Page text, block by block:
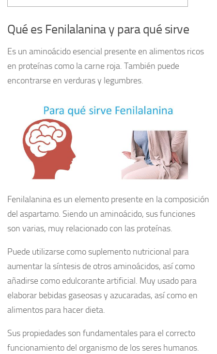
Qué es Fenilalanina y para qué sirve
Es un aminoácido esencial presente en alimentos ricos
en proteínas como la carne roja. También puede
encontrarse en verduras y legumbres.
Fenilalanina es un elemento presente en la composición
del aspartamo. Siendo un aminoácido, sus funciones
son varias, muy relacionado con las proteínas.
Puede utilizarse como suplemento nutricional para
aumentar la síntesis de otros aminoácidos, así como
añadirse como edulcorante artificial. Muy usado para
elaborar bebidas gaseosas y azucaradas, así como en
alimentos para hacer dieta.
Sus propiedades son fundamentales para el correcto
funcionamiento del organismo de los seres humanos.